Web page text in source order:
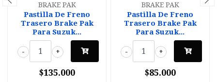
BRAKE PAK
Pastilla De Freno
Trasero Brake Pak
Para Suzuk...
+
-
$135.000
BRAKE PAK
Pastilla De Freno
Trasero Brake Pak
Para Suzuk...
+
-
$85.000